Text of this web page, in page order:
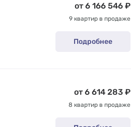
от 6 166 546 ₽
9 квартир в продаже
Подробнее
от 6 614 283 ₽
8 квартир в продаже